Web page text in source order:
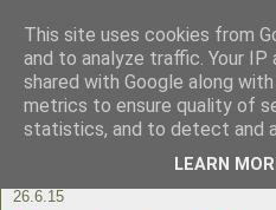
26.6.15
This site uses cookies from
and to analyze traffic. Your IP
shared with Google along
metrics to ensure quality of
statistics, and to detect and
LEARN